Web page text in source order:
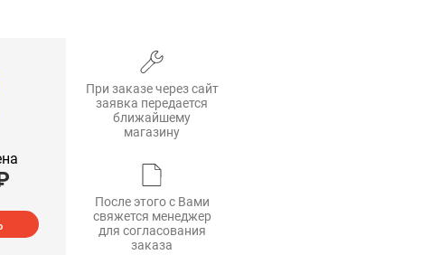
При заказе через сайт
заявка передается
ближайшему
магазину
После этого с Вами
свяжется менеджер
для согласования
заказа